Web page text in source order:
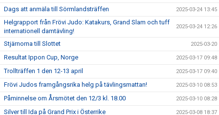
Dags att anmäla till Sörmlandsträffen 2025-03-24 13:45
Helgrapport från Frövi Judo: Katakurs, Grand Slam och tuff
internationell damtävling!
2025-03-24 12:26
Stjärnorna till Slottet 2025-03-20
Resultat Ippon Cup, Norge 2025-03-17 09:48
Trollträffen 1 den 12-13 april 2025-03-17 09:40
Frövi Judos framgångsrika helg på tävlingsmattan! 2025-03-10 08:53
Påminnelse om Årsmötet den 12/3 kl. 18.00 2025-03-10 08:28
Silver till Ida på Grand Prix i Österrike 2025-03-08 18:37